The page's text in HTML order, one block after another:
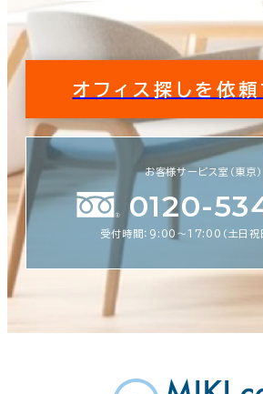
オフィス探しを依頼
お客様サービス室（東京）
0120-
受付時間：9:00〜17:00（土日祝